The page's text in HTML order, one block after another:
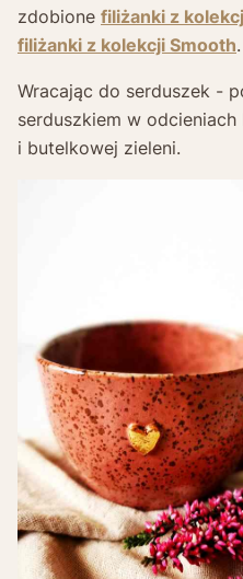
zdobione filiżanki z
filiżanki z kolekcji Smooth.
Wracając do serduszek -
serduszkiem w
i butelkowej zieleni.